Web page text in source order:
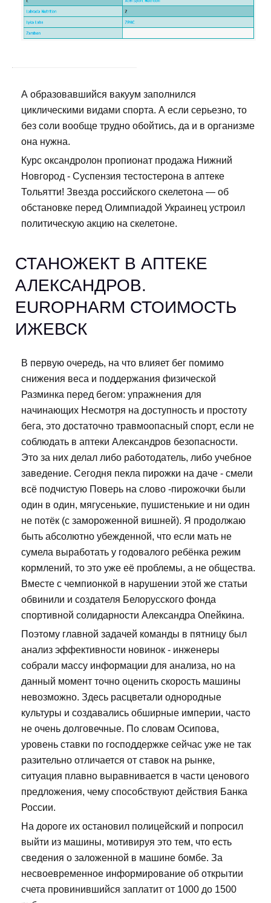
А образовавшийся вакуум заполнился
циклическими видами спорта. А если серьезно, то
без соли вообще трудно обойтись, да и в организме
она нужна.
Курс оксандролон пропионат продажа Нижний
Новгород - Суспензия тестостерона в аптеке
Тольятти! Звезда российского скелетона — об
обстановке перед Олимпиадой Украинец устроил
политическую акцию на скелетоне.
СТАНОЖЕКТ В АПТЕКЕ
АЛЕКСАНДРОВ.
EUROPHARM СТОИМОСТЬ
ИЖЕВСК
В первую очередь, на что влияет бег помимо
снижения веса и поддержания физической
Разминка перед бегом: упражнения для
начинающих Несмотря на доступность и простоту
бега, это достаточно травмоопасный спорт, если не
соблюдать в аптеки Александров безопасности.
Это за них делал либо работодатель, либо учебное
заведение. Сегодня пекла пирожки на даче - смели
всё подчистую Поверь на слово -пирожочки были
один в один, мягусенькие, пушистенькие и ни один
не потёк (с замороженной вишней). Я продолжаю
быть абсолютно убежденной, что если мать не
сумела выработать у годовалого ребёнка режим
кормлений, то это уже её проблемы, а не общества.
Вместе с чемпионкой в нарушении этой же статьи
обвинили и создателя Белорусского фонда
спортивной солидарности Александра Опейкина.
Поэтому главной задачей команды в пятницу был
анализ эффективности новинок - инженеры
собрали массу информации для анализа, но на
данный момент точно оценить скорость машины
невозможно. Здесь расцветали однородные
культуры и создавались обширные империи, часто
не очень долговечные. По словам Осипова,
уровень ставки по господдержке сейчас уже не так
разительно отличается от ставок на рынке,
ситуация плавно выравнивается в части ценового
предложения, чему способствуют действия Банка
России.
На дороге их остановил полицейский и попросил
выйти из машины, мотивируя это тем, что есть
сведения о заложенной в машине бомбе. За
несвоевременное информирование об открытии
счета провинившийся заплатит от 1000 до 1500